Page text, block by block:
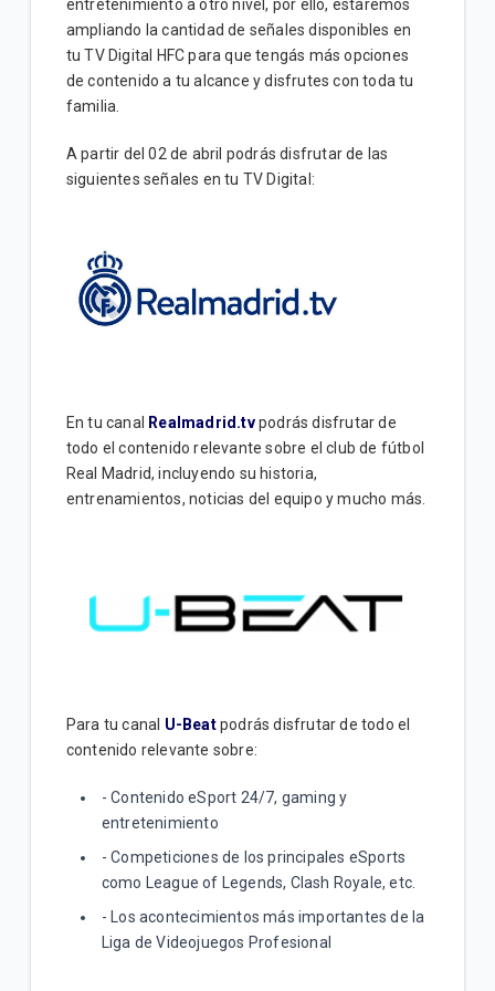
Precios de paquetes de servicios de TV satelital |
Hogar
Búsqueda y guía de programas One TV | Hogar
VER MÁS
entretenimiento a otro nivel, por ello, estaremos
ampliando la cantidad de señales disponibles en
tu TV Digital HFC para que tengás más opciones
de contenido a tu alcance y disfrutes con toda tu
familia.
A partir del 02 de abril podrás disfrutar de las
siguientes señales en tu TV Digital:
En tu canal Realmadrid.tvpodrás disfrutar de
todo el contenido relevante sobre el club de fútbol
Real Madrid, incluyendo su historia,
entrenamientos, noticias del equipo y mucho más.
Para tu canal U-Beat podrás disfrutar de todo el
contenido relevante sobre:
- Contenido eSport 24/7, gaming y
entretenimiento
- Competiciones de los principales eSports
como League of Legends, Clash Royale, etc.
- Los acontecimientos más importantes de la
Liga de Videojuegos Profesional